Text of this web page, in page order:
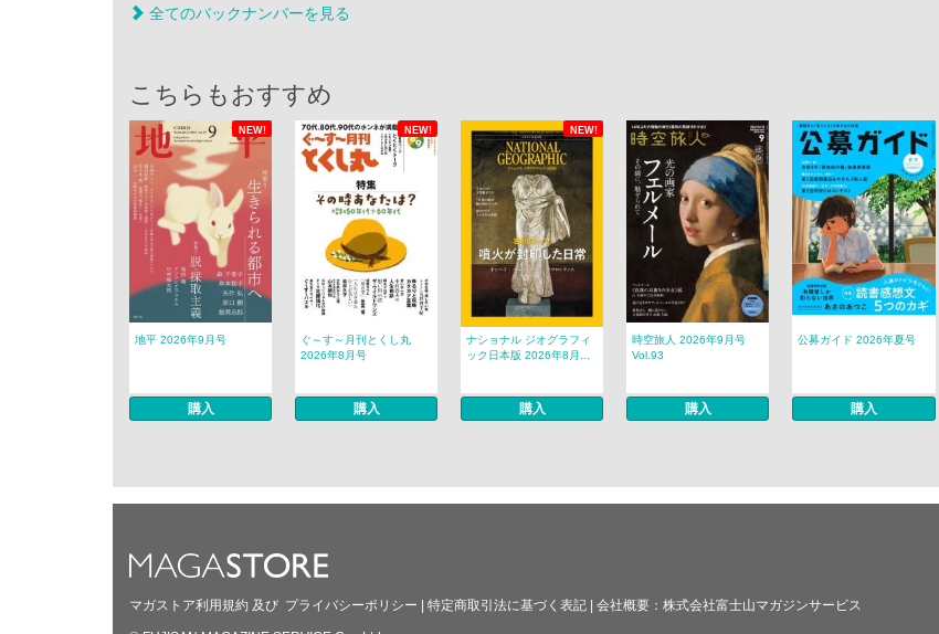
全てのバックナンバーを見る
こちらもおすすめ
NEW! NEW! NEW!
地平 2026年9月号
購入
ぐ～す～月刊とくし丸
2026年8月号
購入
ナショナル ジオグラフィ
ック日本版 2026年8月...
購入
時空旅人 2026年9月号
Vol.93
購入
公募ガイド 2026年夏号
購入
マガストア利用規約 及び プライバシーポリシー 特定商取引法に基づく表記 会社概要： 株式会社富士山マガジンサービス